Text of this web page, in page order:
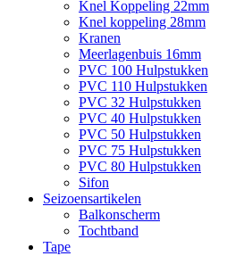
Knel Koppeling 22mm
Knel koppeling 28mm
Kranen
Meerlagenbuis 16mm
PVC 100 Hulpstukken
PVC 110 Hulpstukken
PVC 32 Hulpstukken
PVC 40 Hulpstukken
PVC 50 Hulpstukken
PVC 75 Hulpstukken
PVC 80 Hulpstukken
Sifon
Seizoensartikelen
Balkonscherm
Tochtband
Tape